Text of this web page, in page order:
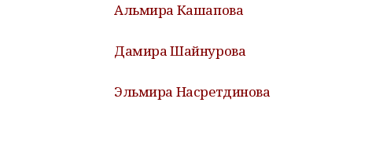
Альмира Кашапова
Дамира Шайнурова
Эльмира Насретдинова